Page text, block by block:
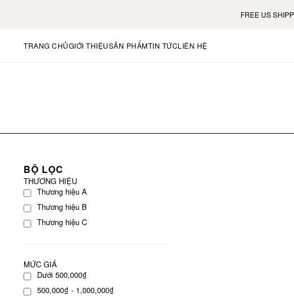
FREE US
TRANG CHỦGIỚI THIỆUSẢN PHẨMTIN TỨCLIÊN HỆ
BỘ LỌC
THƯƠNG HIỆU
Thương hiệu A
Thương hiệu B
Thương hiệu C
MỨC GIÁ
Dưới 500,000₫
500,000₫ - 1,000,000₫